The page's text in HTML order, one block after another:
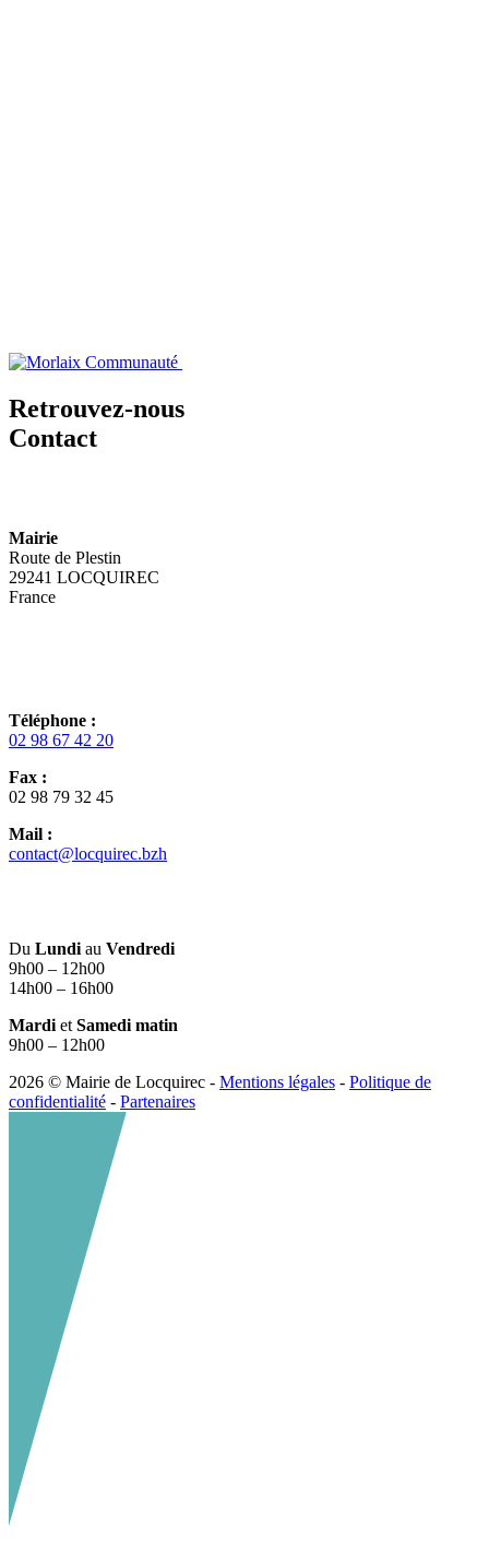
Retrouvez-nous
Contact
Mairie
Route de Plestin
29241 LOCQUIREC
France
Téléphone :
02 98 67 42 20
Fax :
02 98 79 32 45
Mail :
contact@locquirec.bzh
Du Lundi au Vendredi
9h00 – 12h00
14h00 – 16h00
Mardi et Samedi matin
9h00 – 12h00
2026 © Mairie de Locquirec - Mentions légales - Politique de
confidentialité - Partenaires